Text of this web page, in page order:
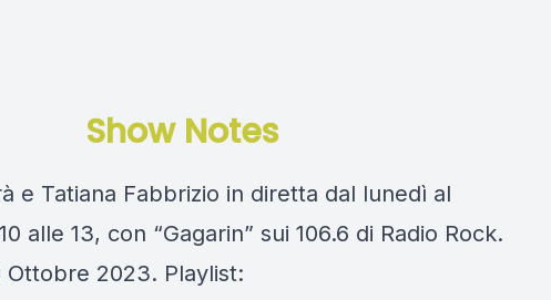
Show Notes
e Tatiana Fabbrizio in diretta dal lunedì al
alle 13, con “Gagarin” sui 106.6 di Radio Rock.
Ottobre 2023. Playlist: